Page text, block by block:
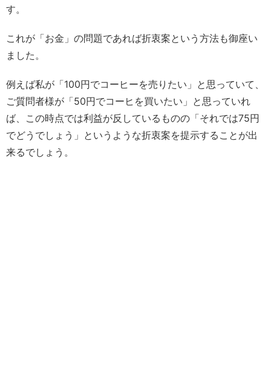
す。
これが「お金」の問題であれば折衷案という方法も御座い
ました。
例えば私が「100円でコーヒーを売りたい」と思っていて、
ご質問者様が「50円でコーヒを買いたい」と思っていれ
ば、この時点では利益が反しているものの「それでは75円
でどうでしょう」というような折衷案を提示することが出
来るでしょう。